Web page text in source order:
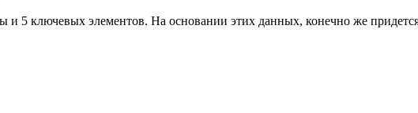
5 ключевых элементов. На основании этих данных, конечно же